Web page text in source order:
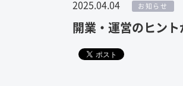
2025.04.04 お知らせ
開業・運営のヒン